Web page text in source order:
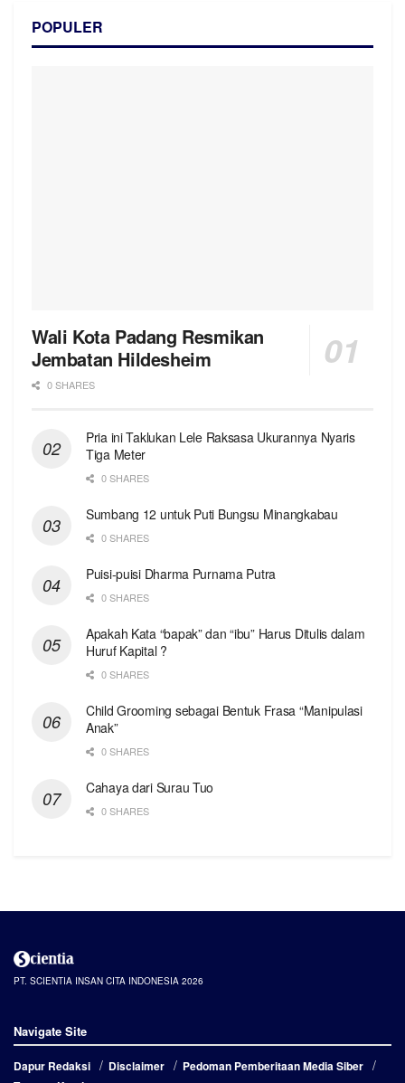
POPULER
Wali Kota Padang Resmikan
Jembatan Hildesheim
0 SHARES
Pria ini Taklukan Lele Raksasa Ukurannya Nyaris
Tiga Meter
0 SHARES
Sumbang 12 untuk Puti Bungsu Minangkabau
0 SHARES
Puisi-puisi Dharma Purnama Putra
0 SHARES
Apakah Kata “bapak” dan “ibu” Harus Ditulis dalam
Huruf Kapital ?
0 SHARES
Child Grooming sebagai Bentuk Frasa “Manipulasi
Anak”
0 SHARES
Cahaya dari Surau Tuo
0 SHARES
PT. SCIENTIA INSAN CITA INDONESIA 2026
Navigate Site
Dapur Redaksi Disclaimer
Pedoman Pemberitaan Media Siber